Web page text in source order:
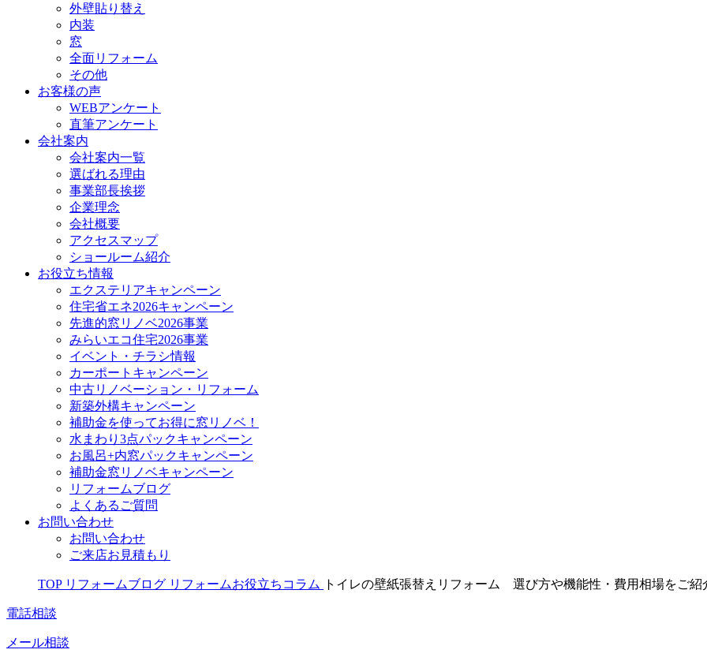
外壁貼り替え
内装
窓
全面リフォーム
その他
お客様の声
WEBアンケート
直筆アンケート
会社案内
会社案内一覧
選ばれる理由
事業部長挨拶
企業理念
会社概要
アクセスマップ
ショールーム紹介
お役立ち情報
エクステリアキャンペーン
住宅省エネ2026キャンペーン
先進的窓リノベ2026事業
みらいエコ住宅2026事業
イベント・チラシ情報
カーポートキャンペーン
中古リノベーション・リフォーム
新築外構キャンペーン
補助金を使ってお得に窓リノベ！
水まわり3点パックキャンペーン
お風呂+内窓パックキャンペーン
補助金窓リノベキャンペーン
リフォームブログ
よくあるご質問
お問い合わせ
お問い合わせ
ご来店お見積もり
TOP リフォームブログ リフォームお役立ちコラム トイレの壁紙張替えリフォーム 選び方や機能性・費用相場をご紹
電話相談
メール相談